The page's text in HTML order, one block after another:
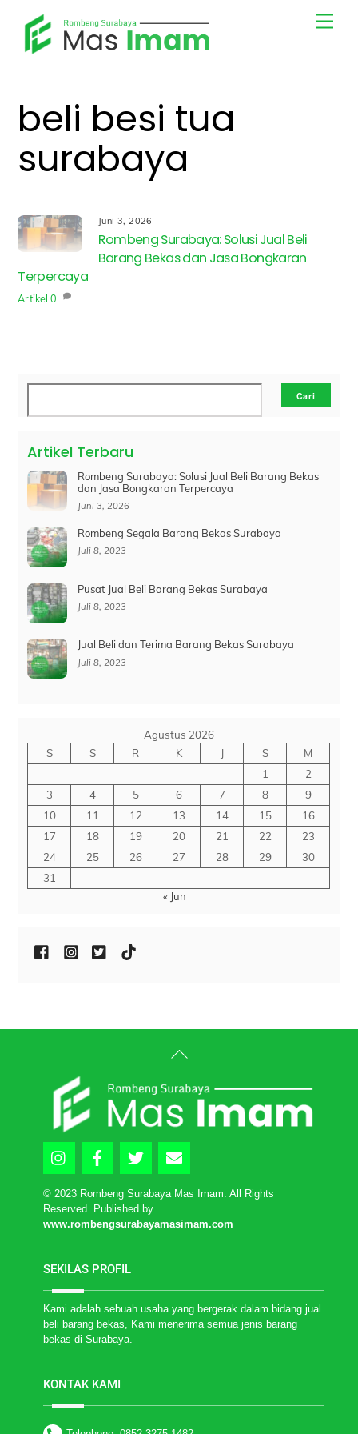
content
beli besi tua
surabaya
Juni 3, 2026
Rombeng Surabaya: Solusi Jual Beli
Barang Bekas dan Jasa Bongkaran
Terpercaya
Artikel 0
Cari
Artikel Terbaru
Rombeng Surabaya: Solusi Jual Beli Barang Bekas
dan Jasa Bongkaran Terpercaya
Juni 3, 2026
Rombeng Segala Barang Bekas Surabaya
Juli 8, 2023
Pusat Jual Beli Barang Bekas Surabaya
Juli 8, 2023
Jual Beli dan Terima Barang Bekas Surabaya
Juli 8, 2023
Agustus 2026
S
S R K J S
M
1
2
3
4 5 6 7 8
9
10
11 12 13 14 15
16
17
18 19 20 21 22
23
24
25 26 27 28 29
30
31
« Jun
Back
To
Icon
label
Icon
label
Icon
label
Icon
label
© 2023 Rombeng Surabaya Mas Imam. All Rights
Reserved. Published by
www.rombengsurabayamasimam.com
SEKILAS PROFIL
Kami adalah sebuah usaha yang bergerak dalam bidang jual
beli barang bekas, Kami menerima semua jenis barang
bekas di Surabaya.
KONTAK KAMI